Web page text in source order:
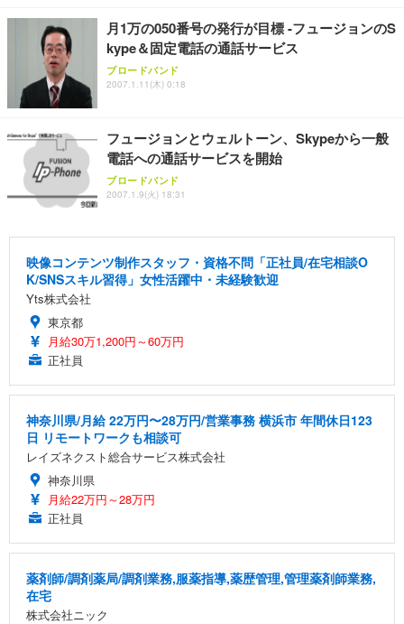
ョン PCチェア 通気性メッシュ ゲーミング/勉強/事
務用 おしゃれ パソコンチェア (ホワイト)
ANDWINT オフィスチェア デスクチェア 肘なし メ
ッシュ 通気性 ランバーサポート付き 腰サポート ガ
ス圧無段階昇降 360度回転 キャスター付き コンパク
【MiniLED/24.5inch/280Hz/FHD】GRAPHT THE S
HOOTER Gaming Monitor 24” Essential ゲーミン
グモニター QD 24.5インチ 1ms FHD 量子ドット 残
アイリスオーヤマ ペットシーツ 超厚型 お徳用 レギ
ュラー 200枚入【Amazon.co.jp限定】
月1万の050番号の発行が目標 -フュージョンのS
kype＆固定電話の通話サービス
ブロードバンド
2007.1.11(木) 0:18
フュージョンとウェルトーン、Skypeから一般
電話への通話サービスを開始
ブロードバンド
2007.1.9(火) 18:31
映像コンテンツ制作スタッフ・資格不問「正社員/在宅相談O
K/SNSスキル習得」女性活躍中・未経験歓迎
Yts株式会社
東京都
月給30万1,200円～60万円
正社員
神奈川県/月給 22万円〜28万円/営業事務 横浜市 年間休日123
日 リモートワークも相談可
レイズネクスト総合サービス株式会社
神奈川県
月給22万円～28万円
正社員
薬剤師/調剤薬局/調剤業務,服薬指導,薬歴管理,管理薬剤師業務,
在宅
株式会社ニック